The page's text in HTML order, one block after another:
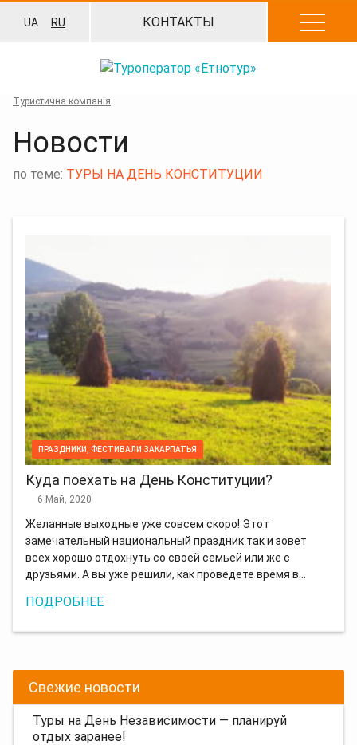
UA RU КОНТАКТЫ
Туристична компанія
Новости
по теме: ТУРЫ НА ДЕНЬ КОНСТИТУЦИИ
ПРАЗДНИКИ, ФЕСТИВАЛИ ЗАКАРПАТЬЯ
Куда поехать на День Конституции?
6 Май, 2020
Желанные выходные уже совсем скоро! Этот
замечательный национальный праздник так и зовет
всех хорошо отдохнуть со своей семьей или же с
друзьями. А вы уже решили, как проведете время в…
ПОДРОБНЕЕ
Свежие новости
Туры на День Независимости — планируй
отдых заранее!